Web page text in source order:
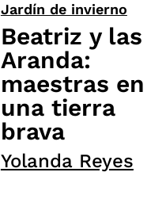
Jardín de invierno
Beatriz y las
Aranda:
maestras en
una tierra
brava
Yolanda Reyes